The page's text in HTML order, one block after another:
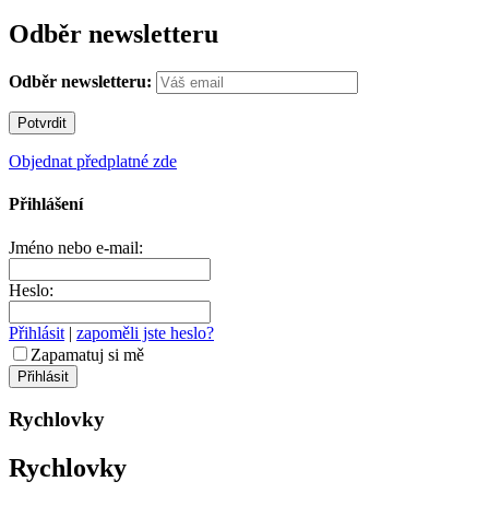
Odběr newsletteru
Odběr newsletteru:
Objednat předplatné zde
Přihlášení
Jméno nebo e-mail:
Heslo:
Přihlásit | zapoměli jste heslo?
Zapamatuj si mě
Rychlovky
Rychlovky